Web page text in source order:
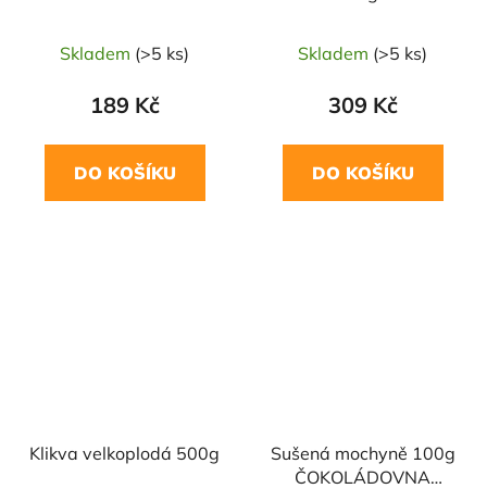
Skladem (>5 ks)
189 Kč
DO KOŠÍKU
Skladem (>5 ks)
309 Kč
DO KOŠÍKU
Klikva velkoplodá 500g
Sušená mochyně 100g
ČOKOLÁDOVNA